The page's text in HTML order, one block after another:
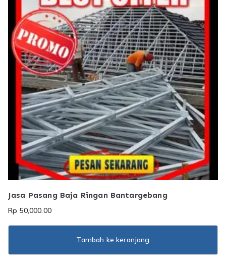
Jasa Pasang Baja Ringan Bantargebang
Rp 50,000.00
Tambah ke keranjang